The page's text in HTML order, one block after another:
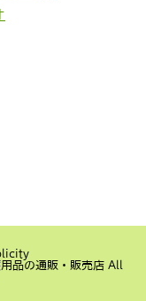
品の通販・販売店 All